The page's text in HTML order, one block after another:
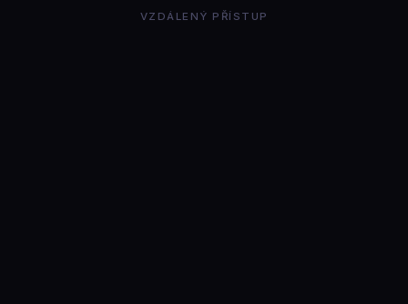
VZDÁLENÝ PŘÍSTUP